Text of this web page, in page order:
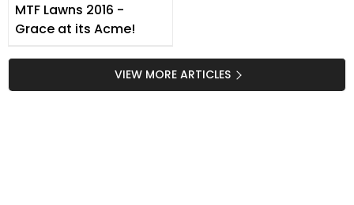
MTF Lawns 2016 -
Grace at its Acme!
VIEW MORE ARTICLES